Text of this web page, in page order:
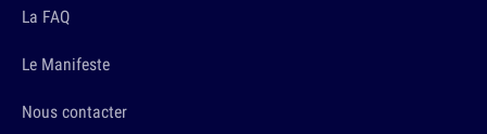
La FAQ
Le Manifeste
Nous contacter